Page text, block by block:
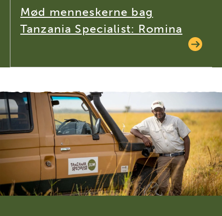
Mød menneskerne bag
Tanzania Specialist: Romina